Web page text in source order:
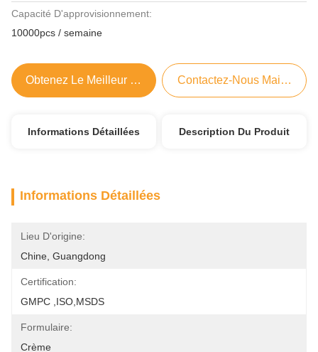
Capacité D'approvisionnement:
10000pcs / semaine
Obtenez Le Meilleur Prix Contactez-Nous Maintenant
Informations Détaillées Description Du Produit
Informations Détaillées
Lieu D'origine:
Chine, Guangdong
Certification:
GMPC ,ISO,MSDS
Formulaire:
Crème